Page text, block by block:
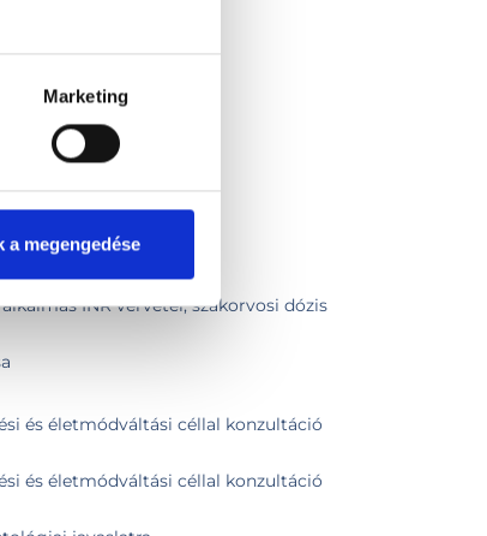
Marketing
a megengedése
INR vérvétel, szakorvosi dózis
és életmódváltási céllal konzultáció
és életmódváltási céllal konzultáció